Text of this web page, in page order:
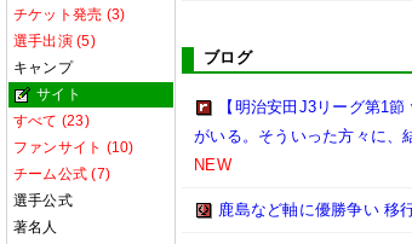
チケット発売 (3)
選手出演 (5)
キャンプ
サイト
すべて (23)
ファンサイト (10)
チーム公式 (7)
選手公式
著名人
ブログ
【明治安田J3リーグ第1
がいる。そういった方々に、
NEW
鹿島など軸に優勝争い 移